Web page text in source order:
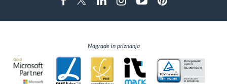
FacebookTwitterLinkedinInstragramYoutubePinterest
Nagrade in priznanja